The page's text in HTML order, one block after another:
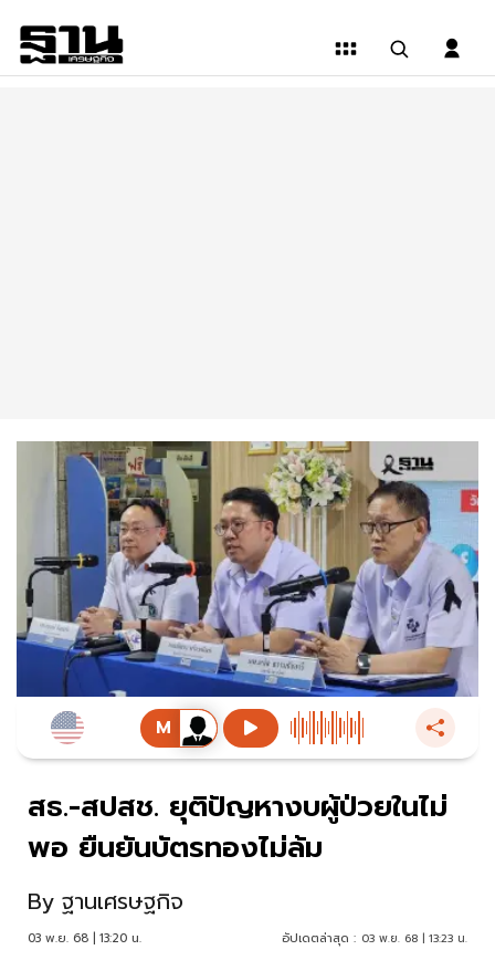
สธ.-สปสช. ยุติปัญหางบผู้ป่วยในไม่
พอ ยืนยันบัตรทองไม่ล้ม
By ฐานเศรษฐกิจ
03 พ.ย. 68 | 13:20 น. อัปเดตล่าสุด : 03 พ.ย. 68 | 13:23 น.